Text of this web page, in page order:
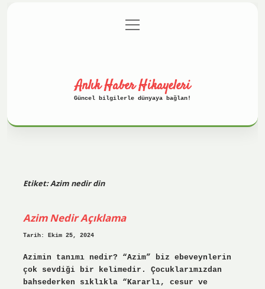
Gizlilik Politikası
menüyü
aç
Anlık Haber Hikayeleri
Güncel bilgilerle dünyaya bağlan!
Etiket:Azim nedir din
Azim Nedir Açıklama
Tarih: Ekim 25, 2024
Azimin tanımı nedir? “Azim” biz ebeveynlerin
çok sevdiği bir kelimedir. Çocuklarımızdan
bahsederken sıklıkla “Kararlı, cesur ve